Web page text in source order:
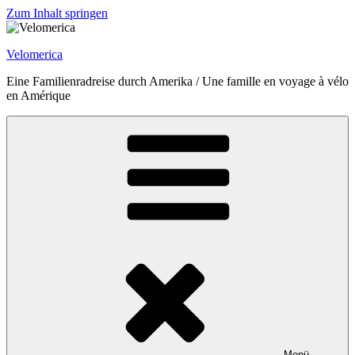
Zum Inhalt springen
Velomerica
Eine Familienradreise durch Amerika / Une famille en voyage à vélo
en Amérique